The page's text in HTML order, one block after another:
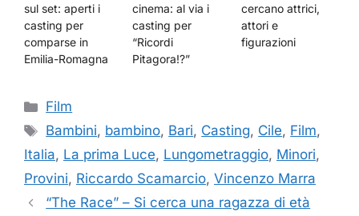
sul set: aperti i
casting per
comparse in
Emilia-Romagna
cinema: al via i
casting per
“Ricordi
Pitagora!?”
cercano attrici,
attori e
figurazioni
Categorie
Film
Tag
Bambini, bambino, Bari, Casting, Cile, Film,
Italia, La prima Luce, Lungometraggio, Minori,
Provini, Riccardo Scamarcio, Vincenzo Marra
“The Race” – Si cerca una ragazza di età